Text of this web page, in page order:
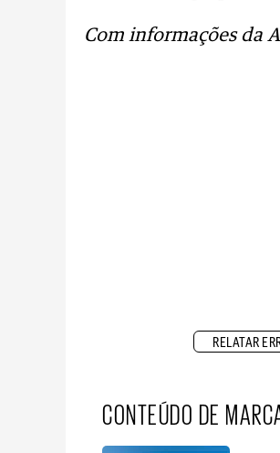
Com informações da
RELATAR
CONTEÚDO DE